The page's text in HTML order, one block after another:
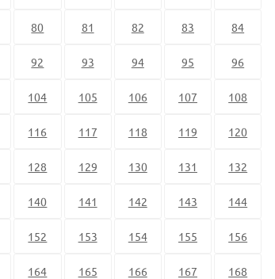
80 81 82 83 84
92 93 94 95 96
104 105 106 107 108
116 117 118 119 120
128 129 130 131 132
140 141 142 143 144
152 153 154 155 156
164 165 166 167 168